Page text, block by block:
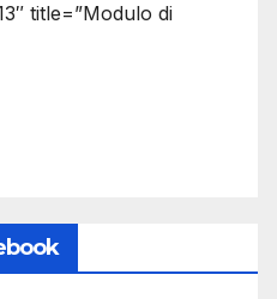
title=”Modulo di